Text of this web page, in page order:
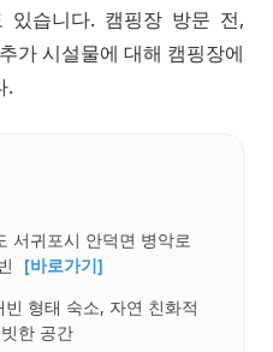
있습니다. 캠핑장 방문 전,
가 시설물에 대해 캠핑장에
.
서귀포시 안덕면 병악로
[바로가기]
형태 숙소, 자연 친화적
한 공간